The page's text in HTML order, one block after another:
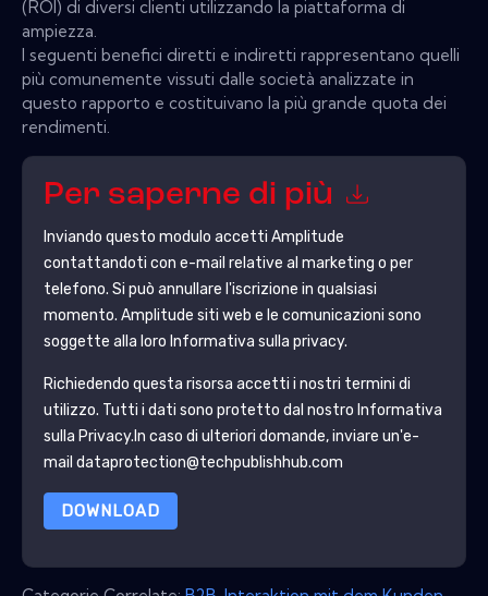
(ROI) di diversi clienti utilizzando la piattaforma di
ampiezza.
I seguenti benefici diretti e indiretti rappresentano quelli
più comunemente vissuti dalle società analizzate in
questo rapporto e costituivano la più grande quota dei
rendimenti.
Per saperne di più
Inviando questo modulo accetti Amplitude
contattandoti con e-mail relative al marketing o per
telefono. Si può annullare l'iscrizione in qualsiasi
momento. Amplitude siti web e le comunicazioni sono
soggette alla loro Informativa sulla privacy.
Richiedendo questa risorsa accetti i nostri termini di
utilizzo. Tutti i dati sono protetto dal nostro Informativa
sulla Privacy.In caso di ulteriori domande, inviare un'e-
mail dataprotection@techpublishhub.com
DOWNLOAD